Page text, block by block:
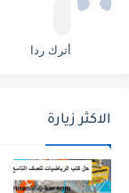
أترك ردا
الاكثر زيارة